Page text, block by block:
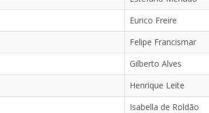
Eurico Freire
Felipe Francismar
Gilberto Alves
Henrique Leite
Isabella de Roldão